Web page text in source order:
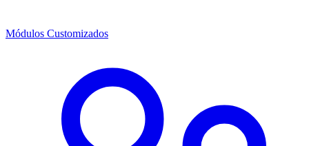
Módulos Customizados